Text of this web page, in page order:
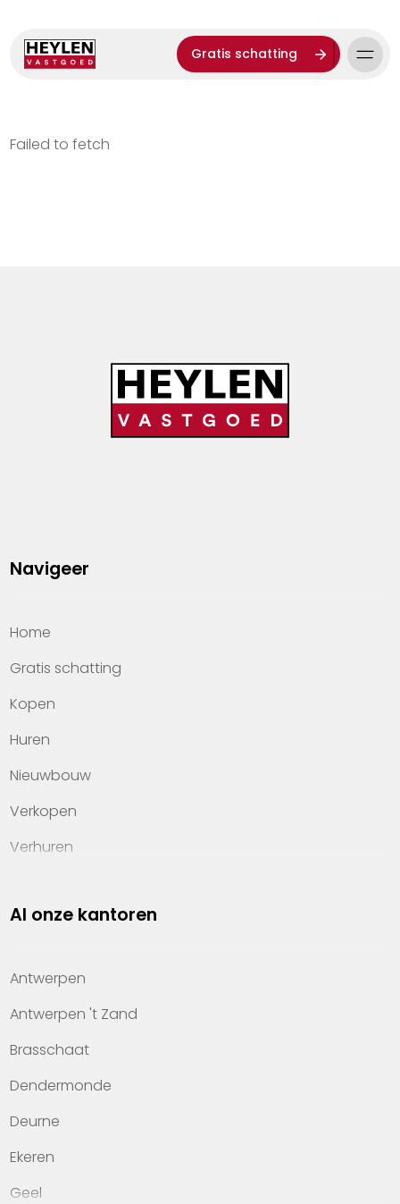
Gratis schatting
Failed to fetch
Navigeer
Home
Gratis schatting
Kopen
Huren
Nieuwbouw
Verkopen
Verhuren
Property management
Kennis van wonen
Kantoren
Veelgestelde vragen
Werken bij Heylen Vastgoed
Contact
Al onze kantoren
Antwerpen
Antwerpen 't Zand
Brasschaat
Dendermonde
Deurne
Ekeren
Geel